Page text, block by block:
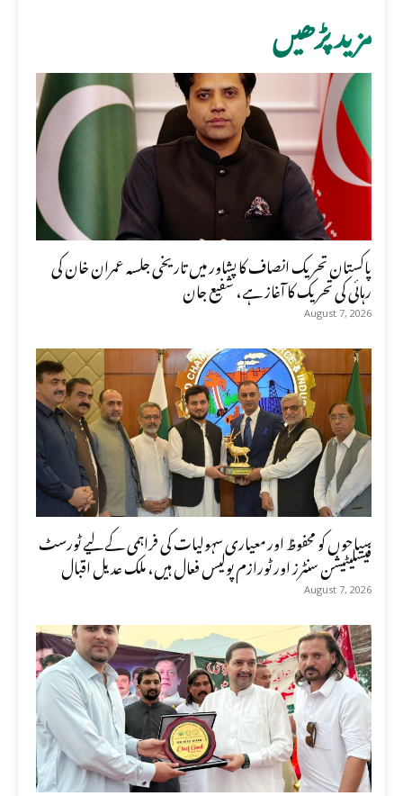
مزید پڑھیں
پاکستان تحریک انصاف کا پشاور میں تاریخی جلسہ عمران خان کی
رہائی کی تحریک کا آغاز ہے، شفیع جان
August 7, 2026
سیاحوں کو محفوظ اور معیاری سہولیات کی فراہمی کے لیے ٹورسٹ
فیسلیٹیشن سنٹرز اور ٹورازم پولیس فعال ہیں، ملک عدیل اقبال
August 7, 2026